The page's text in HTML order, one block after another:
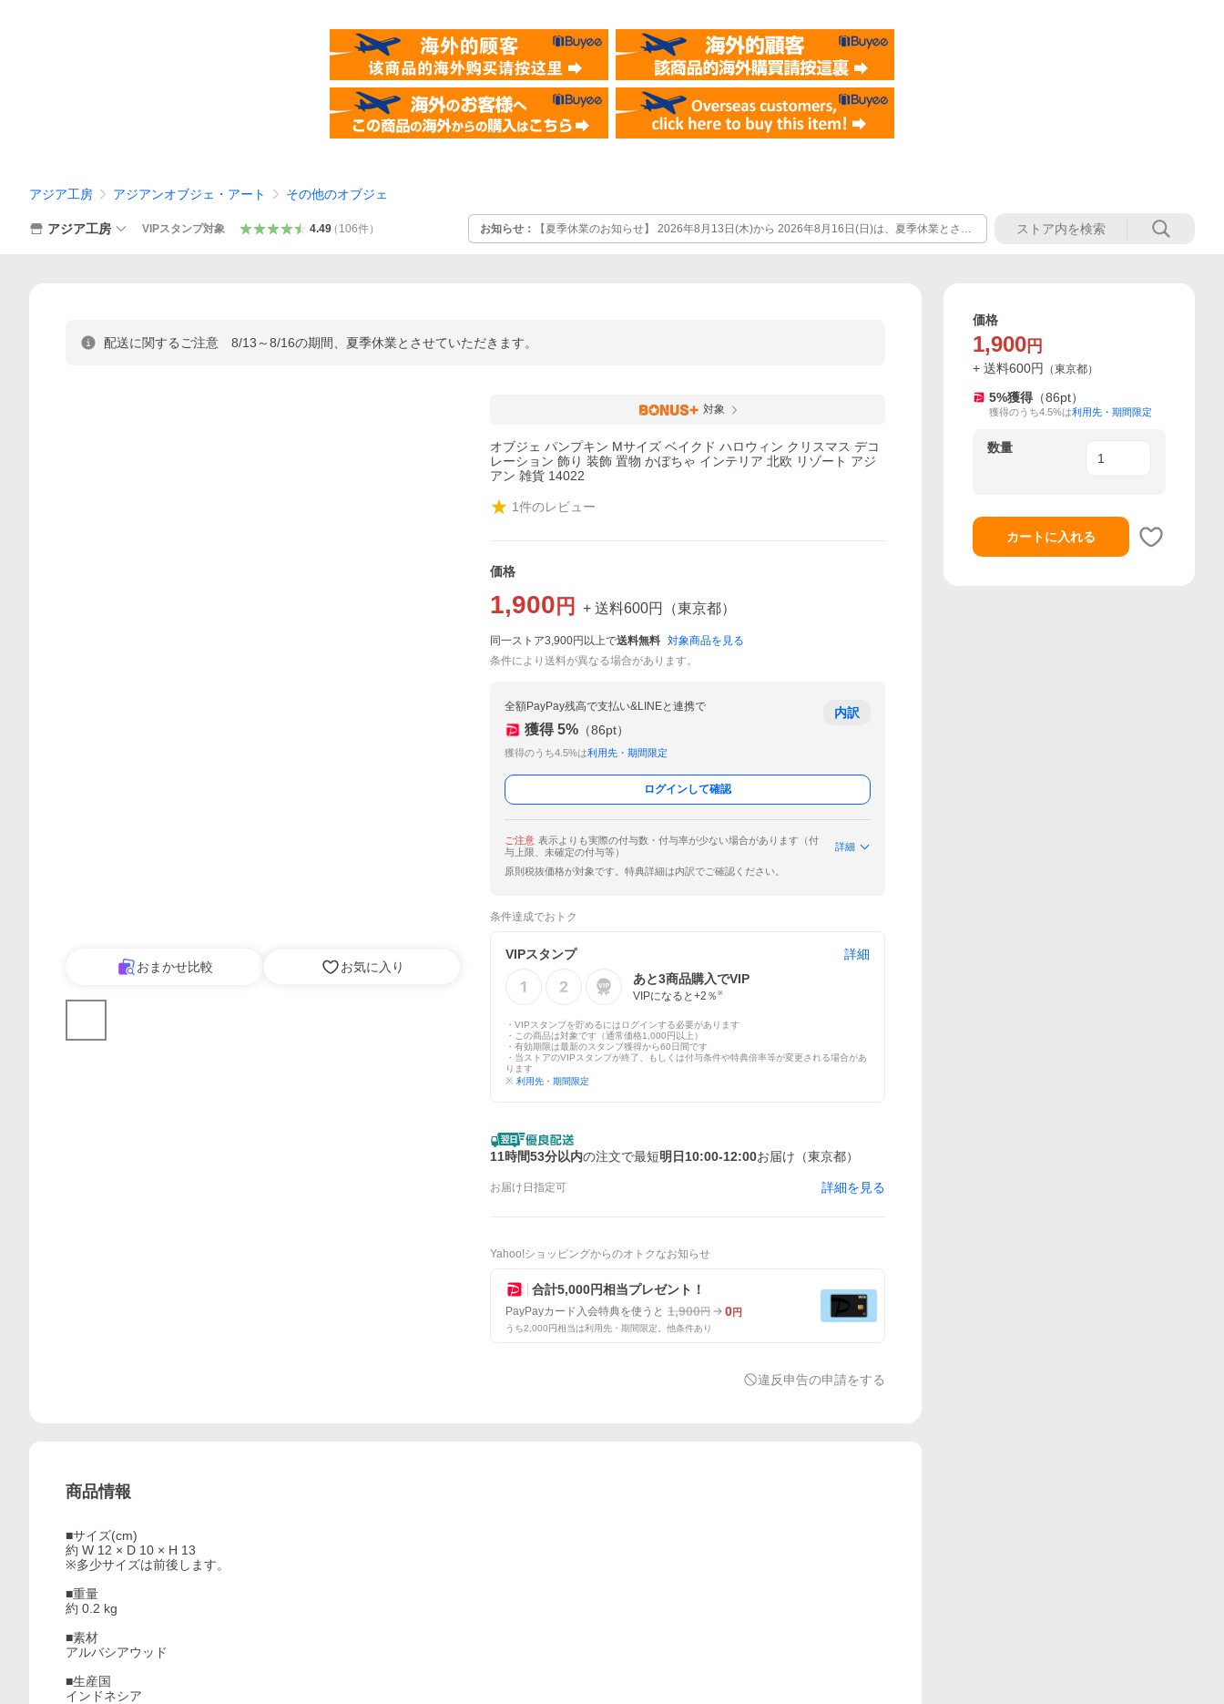
アジア工房 アジアンオブジェ・アート その他のオブジェ
アジア工房 VIPスタンプ対象 4.49（ 106件） お知らせ：
【夏季休業のお知らせ】 2026年8月13日(木)から 2026年8月16日(日)は、夏季休業とさせ
ていただきます。 この期間中のご注文確認・お問合せへの回答は2026年8月17日(月)以降に順次対応
配送に関するご注意 8/13～8/16の期間、夏季休業とさせていただきます。
おまかせ比較 お気に入り
対象
オブジェ パンプキン Mサイズ ベイクド ハロウィン クリスマス デコ
レーション 飾り 装飾 置物 かぼちゃ インテリア 北欧 リゾート アジ
アン 雑貨 14022
1件のレビュー
価格
1,900 円 + 送料600円 （東京都）
同一ストア3,900円以上で送料無料 対象商品を見る
条件により送料が異なる場合があります。
全額PayPay残高で支払い&LINEと連携で
獲得 5% （86pt）
獲得のうち4.5%は利用先・期間限定
内訳
ログインして確認
ご注意 表示よりも実際の付与数・付与率が少ない場合があります（付
与上限、未確定の付与等）
詳細
原則税抜価格が対象です。特典詳細は内訳でご確認ください。
条件達成でおトク
VIPスタンプ
詳細
あと3商品購入でVIP
VIPになると+2 ％ ※
・VIPスタンプを貯めるにはログインする必要があります
・この商品は対象です（通常価格1,000円以上）
・有効期限は最新のスタンプ獲得から60日間です
・当ストアのVIPスタンプが終了、もしくは付与条件や特典倍率等が変更される場合があ
ります
※ 利用先・期間限定
11時間53分以内の注文で最短明日10:00-12:00お届け（東京都）
お届け日指定可 詳細を見る
Yahoo!ショッピングからのオトクなお知らせ
合計5,000円相当プレゼント！
PayPayカード入会特典を使うと 1,900円 0円
うち2,000円相当は利用先・期間限定。他条件あり
違反申告の申請をする
商品情報
■サイズ(cm)
約 W 12 × D 10 × H 13
※多少サイズは前後します。
■重量
約 0.2 kg
■素材
アルバシアウッド
■生産国
インドネシア
価格
1,900 円
+ 送料600円 （東京都）
5%獲得 （86pt）
獲得のうち4.5%は利用先・期間限定
数量
カートに入れる